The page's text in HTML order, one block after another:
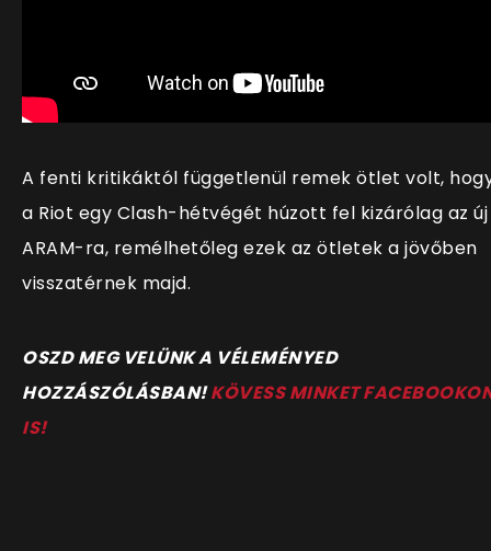
A fenti kritikáktól függetlenül remek ötlet volt,
a Riot egy Clash-hétvégét húzott fel kizárólag az új
ARAM-ra, remélhetőleg ezek az ötletek a jövőben
visszatérnek majd.
OSZD MEG VELÜNK A VÉLEMÉNYED
HOZZÁSZÓLÁSBAN!KÖVESS MINKET
IS!